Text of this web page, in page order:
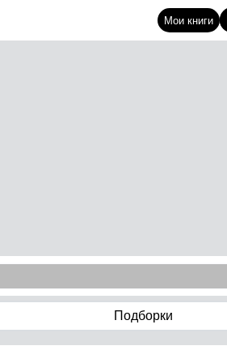
Мои книги
Подборки